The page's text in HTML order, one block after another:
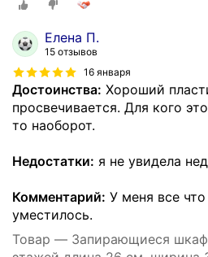
Елена П.
15 отзывов
16 января
Достоинства: Хороший
просвечивается. Для кого
то наоборот.
Недостатки: я не увидела
Комментарий: У меня все
уместилось.
Товар — Запирающиеся